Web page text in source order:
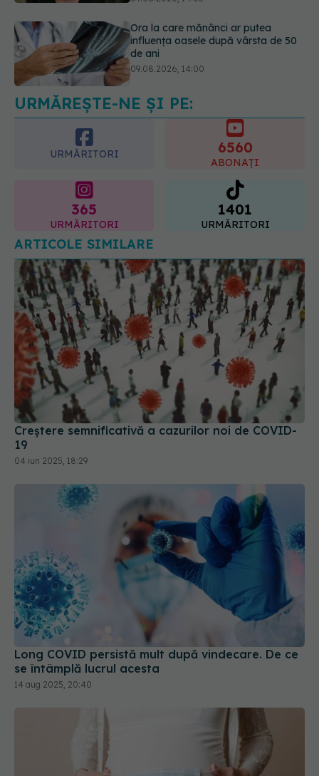
Cum alegem alimentele pe timp de
caniculă. Recomandările
specialiștilor
URMĂREȘTE-NE ȘI PE:
URMĂRITORI 6560
ABONAȚI
365
URMĂRITORI
1401
URMĂRITORI
ARTICOLE SIMILARE
Creștere semnificativă a cazurilor noi de COVID-
19
04 iun 2025, 18:29
Long COVID persistă mult după vindecare. De ce
se întâmplă lucrul acesta
14 aug 2025, 20:40